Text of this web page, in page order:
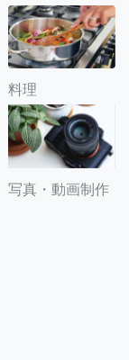
料理
写真・動画制作